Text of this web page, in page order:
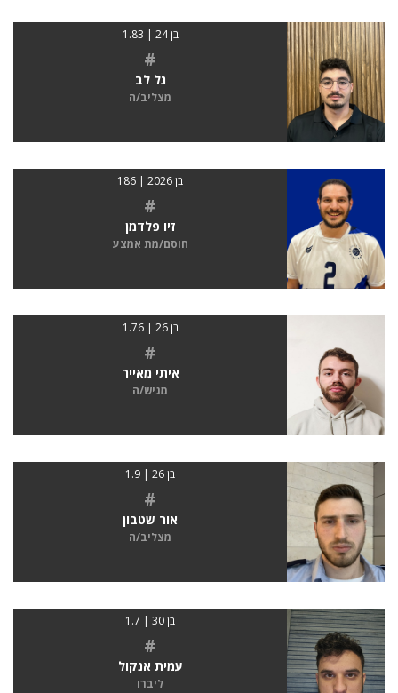
בן 24 | 1.83
#
גל לב
מצליב/ה
בן 2026 | 186
#
זיו פלדמן
חוסם/מת אמצע
בן 26 | 1.76
#
איתי מאייר
מגיש/ה
בן 26 | 1.9
#
אור שטבון
מצליב/ה
בן 30 | 1.7
#
עמית אנקול
ליברו